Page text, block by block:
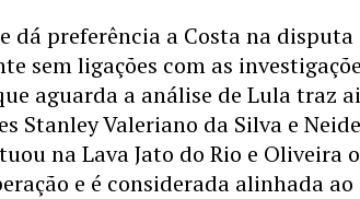
dá preferência a Costa na disputa
sem ligações com as
aguarda a análise de Lula traz
Stanley Valeriano da Silva e
na Lava Jato do Rio e Oliveira
e é considerada alinhada